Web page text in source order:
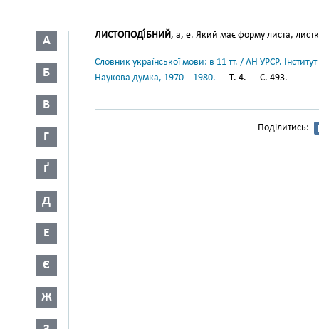
А
Б
В
Г
Ґ
Д
Е
Є
Ж
ЛИСТОПОДІ́БНИЙ, а, е. Який має форму листа,
Словник української мови: в 11 тт. / АН УРСР.
Наукова думка, 1970—1980. — Т. 4. — С. 493.
Поділитись: